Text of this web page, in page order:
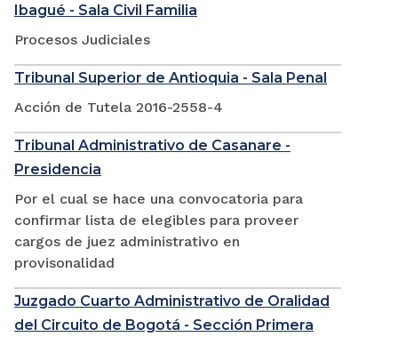
Ibagué - Sala Civil Familia
Procesos Judiciales
Tribunal Superior de Antioquia - Sala Penal
Acción de Tutela 2016-2558-4
Tribunal Administrativo de Casanare -
Presidencia
Por el cual se hace una convocatoria para
confirmar lista de elegibles para proveer
cargos de juez administrativo en
provisonalidad
Juzgado Cuarto Administrativo de Oralidad
del Circuito de Bogotá - Sección Primera